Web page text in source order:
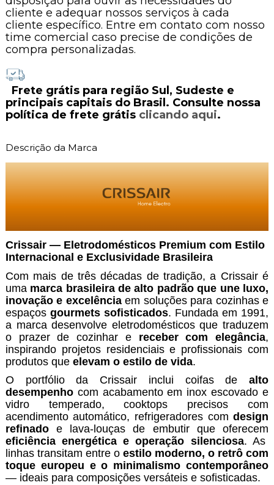
cliente e adequar nossos serviços à cada
cliente específico. Entre em contato com nosso
time comercial caso precise de condições de
compra personalizadas.
Frete grátis para região Sul, Sudeste e
principais capitais do Brasil. Consulte nossa
política de frete grátis clicando aqui.
Descrição da Marca
Crissair — Eletrodomésticos Premium com Estilo
Internacional e Exclusividade Brasileira
Com mais de três décadas de tradição, a Crissair é
uma marca brasileira de alto padrão que une luxo,
inovação e excelênciaem soluções para cozinhas e
espaços gourmets sofisticados. Fundada em 1991,
a marca desenvolve eletrodomésticos que traduzem
o prazer de cozinhar e receber com elegância,
inspirando projetos residenciais e profissionais com
produtos que elevam o estilo de vida.
O portfólio da Crissair inclui coifas dealto
desempenhocom acabamento em inox escovado e
vidro temperado, cooktops precisos com
acendimento automático, refrigeradores comdesign
refinadoe lava-louças de embutir que oferecem
eficiência energética e operação silenciosa. As
linhas transitam entre o estilo moderno, o retrô com
toque europeu e o minimalismo contemporâneo
— ideais para composições versáteis e sofisticadas.